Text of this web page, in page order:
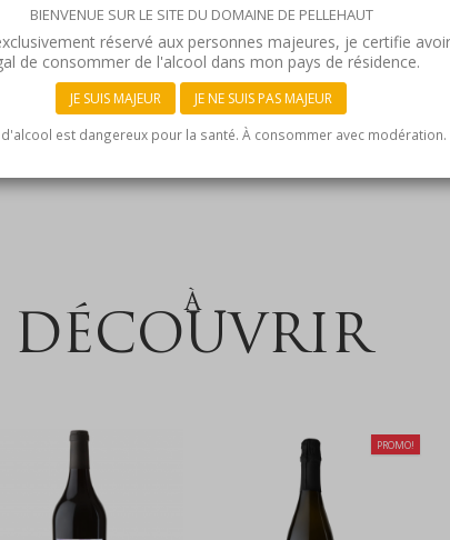
BIENVENUE SUR LE SITE DU DOMAINE DE PELLEHAUT
réservé aux personnes majeures, je certifie
de consommer de l'alcool dans mon pays de résidence.
JE SUIS MAJEUR JE NE SUIS PAS MAJEUR
est dangereux pour la santé. À consommer avec modération.
À
DÉCOUVRIR
PROMO!